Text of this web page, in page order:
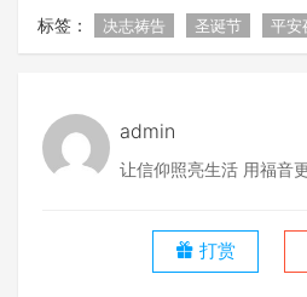
标签： 决志祷告 圣诞节 平安
admin
让信仰照亮生活
打赏